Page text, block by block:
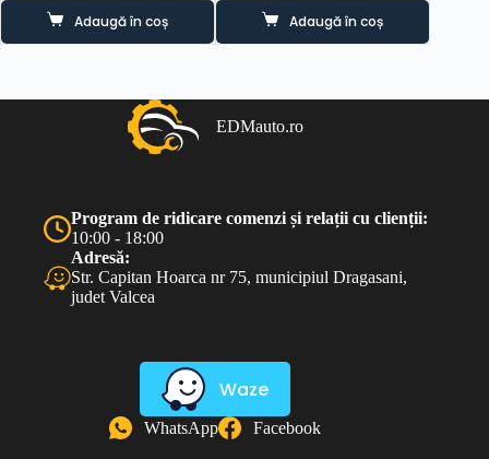
Adaugă în coș Adaugă în coș
EDMauto.ro
Program de ridicare comenzi și relații cu clienții:
10:00 - 18:00
Adresă:
Str. Capitan Hoarca nr 75, municipiul Dragasani,
judet Valcea
Waze
WhatsApp Facebook